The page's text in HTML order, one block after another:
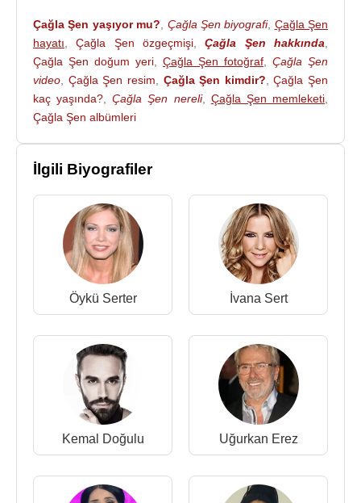
Çağla Şen yaşıyor mu? Çağla Şen biyografi, Çağla Şen
hayatı ,Çağla Şen özgeçmişi ,Çağla Şen hakkında
Çağla Şen doğum yeri
Çağla Şen fotoğraf
Çağla Şen
video
Çağla Şen resim Çağla Şen kimdir? ,Çağla Şen
kaç yaşında? ,Çağla Şen nereli, Çağla Şen memleketi
Çağla Şen albümleri
İlgili Biyografiler
Öykü Serter İvana Sert
Kemal Doğulu Uğurkan Erez